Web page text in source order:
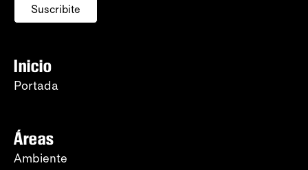
Suscribite
Inicio
Portada
Áreas
Ambiente